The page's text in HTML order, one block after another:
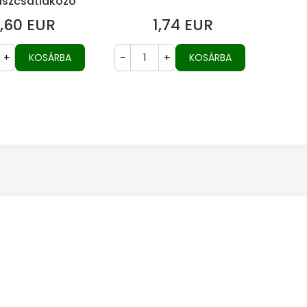
EUR
+ KOSÁRBA
Ár
1,74 EUR
- + KOSÁRBA